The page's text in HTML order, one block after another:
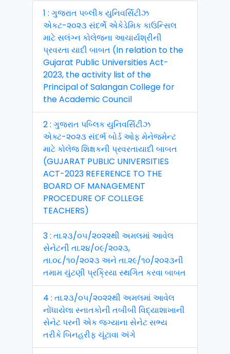
1 : ગુજરાત પબ્લીક યુનિવર્સિટીઝ
એકટ-૨૦૨૩ સંદર્ભે એકેડેમિક કાઉન્સિલ
માટે સલંગ્ન કોલેજના આચાર્યશ્રીની
પ્રવરતા યાદી બાબત (In relation to the
Gujarat Public Universities Act-
2023, the activity list of the
Principal of Salangan College for
the Academic Council
2 : ગુજરાત પબ્લિક યુનિવર્સિટીઝ
એક્ટ-૨૦૨૩ સંદર્ભ બોર્ડ ઓફ મેનેજમેન્ટ
માટે કોલેજ શિક્ષકની પ્રવરતાયાદી બાબત
(GUJARAT PUBLIC UNIVERSITIES
ACT-2023 REFERENCE TO THE
BOARD OF MANAGEMENT
PROCEDURE OF COLLEGE
TEACHERS)
3 : તા.૨૩/૦૫/૨૦૨૨થી અમલમાં આવેલ
સેનેટની તા.૨૪/૦૯/૨૦૨૩,
તા.૦૮/૧૦/૨૦૨૩ અને તા.૨૯/૧૦/૨૦૨૩ની
તમામ ચુંટણી પ્રક્રિયા સ્થગિત કરવા બાબત
4 : તા.૨૩/૦૫/૨૦૨૨થી અમલમાં આવેલ
નોંધાયેલા સ્નાતકોની તબીબી વિદ્યાશાખાની
સેનેટ પરની એક જગ્યાના સેનેટ સભ્ય
તરીકે બિનહરીફ ચૂંટાવા અંગે